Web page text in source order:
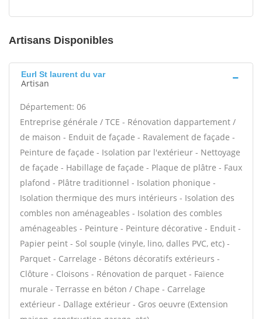
Artisans Disponibles
Eurl St laurent du var
Artisan
Département: 06
Entreprise générale / TCE - Rénovation dappartement /
de maison - Enduit de façade - Ravalement de façade -
Peinture de façade - Isolation par l'extérieur - Nettoyage
de façade - Habillage de façade - Plaque de plâtre - Faux
plafond - Plâtre traditionnel - Isolation phonique -
Isolation thermique des murs intérieurs - Isolation des
combles non aménageables - Isolation des combles
aménageables - Peinture - Peinture décorative - Enduit -
Papier peint - Sol souple (vinyle, lino, dalles PVC, etc) -
Parquet - Carrelage - Bétons décoratifs extérieurs -
Clôture - Cloisons - Rénovation de parquet - Faïence
murale - Terrasse en béton / Chape - Carrelage
extérieur - Dallage extérieur - Gros oeuvre (Extension